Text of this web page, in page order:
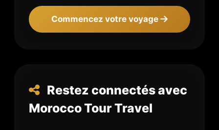
Commencez votre voyage
Restez connectés avec
Morocco Tour Travel